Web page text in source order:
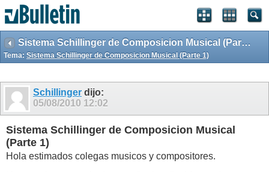
Sistema Schillinger de Composicion Musical (Parte 1)
Tema: Sistema Schillinger de Composicion Musical (Parte 1)
Schillinger dijo:
05/08/2010 12:02
Sistema Schillinger de Composicion Musical
(Parte 1)
Hola estimados colegas musicos y compositores.